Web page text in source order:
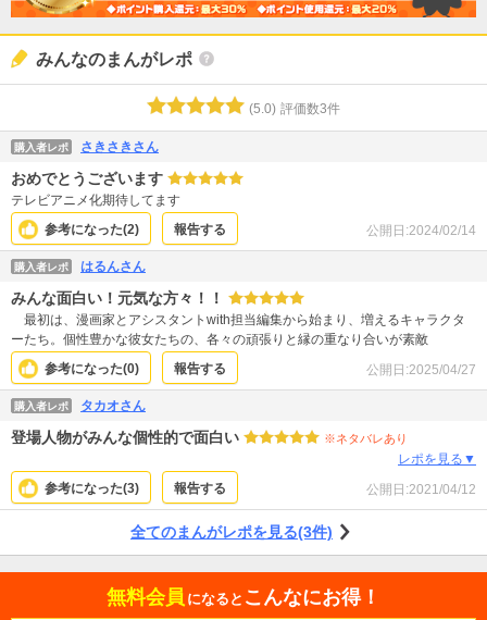
みんなのまんがレポ
(5.0) 評価数3件
購入者レポ さきさきさん
おめでとうございます
テレビアニメ化期待してます
参考になった(2) 報告する 公開日:2024/02/14
購入者レポ はるんさん
みんな面白い！元気な方々！！
最初は、漫画家とアシスタントwith担当編集から始まり、増えるキャラクタ
ーたち。個性豊かな彼女たちの、各々の頑張りと縁の重なり合いが素敵
参考になった(0) 報告する 公開日:2025/04/27
購入者レポ タカオさん
登場人物がみんな個性的で面白い ※ネタバレあり
レポを見る▼
参考になった(3) 報告する 公開日:2021/04/12
全てのまんがレポを見る(3件)
無料会員 になると こんなにお得！